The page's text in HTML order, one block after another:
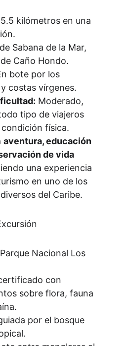
5.5 kilómetros en una
Sabana de la Mar,
Caño Hondo.
bote por los
costas vírgenes.
Moderado,
tipo de viajeros
física.
aventura, educación
de vida
una experiencia
en uno de los
del Caribe.
Nacional Los
con
sobre flora, fauna
por el bosque